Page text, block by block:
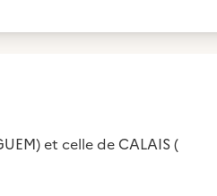
et celle de CALAIS (